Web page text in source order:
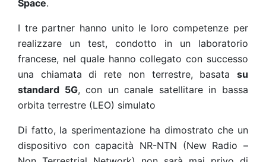
Space.
I tre partner hanno unito le loro competenze per
realizzare un test, condotto in un laboratorio
francese, nel quale hanno collegato con successo
una chiamata di rete non terrestre, basata su
standard 5G, con un canale satellitare in bassa
orbita terrestre (LEO) simulato
Di fatto, la sperimentazione ha dimostrato che un
dispositivo con capacità NR-NTN (New Radio –